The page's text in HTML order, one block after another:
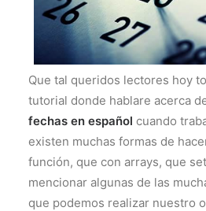
Que tal queridos lectores hoy
tutorial donde hablare acerca
fechas en español cuando
existen muchas formas de
función, que con arrays, que
mencionar algunas de las
que podemos realizar nuestro